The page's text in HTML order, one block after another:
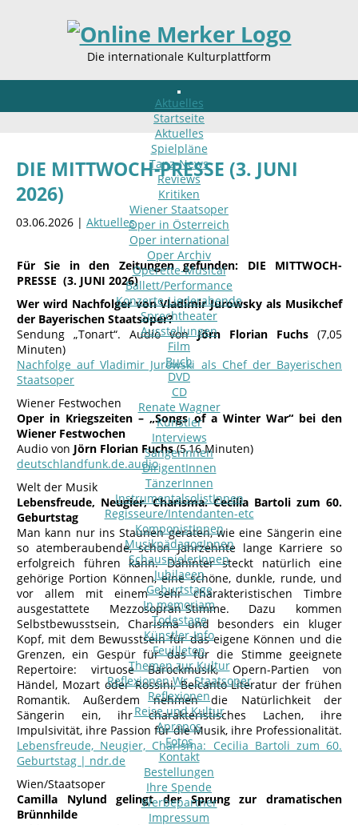
Die internationale Kulturplattform
Aktuelles
Startseite
Aktuelles
Spielpläne
Tanz-News
Reviews
Kritiken
Wiener Staatsoper
Oper in Österreich
Oper international
Oper Archiv
Operette-Musical
Ballett/Performance
Konzerte-Liederabende
Sprechtheater
Ausstellungen
Film
Buch
DVD
CD
Renate Wagner
Künstler
Interviews
SängerInnen
DirigentInnen
TänzerInnen
InstrumentalsolistInnen
Regisseure/Intendanten-etc
KomponistInnen
MusikpädagogInnen
SchauspielerInnen
Jubilaeen
Geburtstage
In memoriam
Todestage
Künstler-Info
Feuilleton
Themen zur Kultur
Reflexionen Wr. Staatsoper
Reflexionen
Reise und Kultur
Apropos
Fotos
Kontakt
Bestellungen
Ihre Spende
Werbepartner
Impressum
DIE MITTWOCH-PRESSE (3. JUNI
2026)
03.06.2026 | Aktuelles
Für Sie in den Zeitungen gefunden: DIE MITTWOCH-
PRESSE (3. JUNI 2026)
Wer wird Nachfolger von Vladimir Jurowsky als Musikchef
der Bayerischen Staatsoper?
Sendung „Tonart“. Audio vonJörn Florian Fuchs (7,05
Minuten)
Nachfolge auf Vladimir Jurowski als Chef der Bayerischen
Staatsoper
Wiener Festwochen
Oper in Kriegszeiten – „Songs of a Winter War“ bei den
Wiener Festwochen
Audio von Jörn Florian Fuchs(5,16 Minuten)
deutschlandfunk.de.audio
Welt der Musik
Lebensfreude, Neugier, Charisma. Cecilia Bartoli zum 60.
Geburtstag
Man kann nur ins Staunen geraten, wie eine Sängerin eine
so atemberaubende, schon Jahrzehnte lange Karriere so
erfolgreich führen kann. Dahinter steckt natürlich eine
gehörige Portion Können, eine schöne, dunkle, runde, und
vor allem mit einem sehr charakteristischen Timbre
ausgestattete Mezzosopran-Stimme. Dazu kommen
Selbstbewusstsein, Charisma und besonders ein kluger
Kopf, mit dem Bewusstsein für das eigene Können und die
Grenzen, ein Gespür für das für die Stimme geeignete
Repertoire: virtuose Barockmusik, Opern-Partien von
Händel, Mozart oder Rossini, Belcanto-Literatur der frühen
Romantik. Außerdem nehmen die Natürlichkeit der
Sängerin ein, ihr charakteristisches Lachen, ihre
Impulsivität, ihre Passion für die Musik, ihre Professionalität.
Lebensfreude, Neugier, Charisma: Cecilia Bartoli zum 60.
Geburtstag | ndr.de
Wien/Staatsoper
Camilla Nylund gelingt der Sprung zur dramatischen
Brünnhilde